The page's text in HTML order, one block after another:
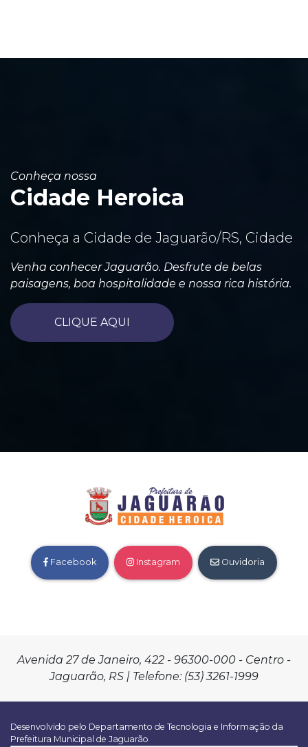
Conheça nossa
Cidade Heroica
Conheça a Cidade de Jaguarão/RS, Cidade
Venha conhecer Jaguarão. Desfrute de belas
paisagens, boa hospitalidade e nossa rica história.
CLIQUE AQUI
Facebook Instagram Ouvidoria
Avenida 27 de Janeiro, 422 - 96300-000 - Centro -
Jaguarão, RS | Telefone: (53) 3261-1999
Desenvolvido pelo Departamento de Tecnologia e Informação da
Prefeitura Municipal de Jaguarão